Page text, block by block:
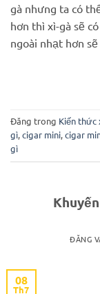
gà nhưng ta có
hơn thì xì-gà sẽ
ngoài nhạt hơn sẽ
Đăng trong Kiến thức
gì,cigar mini,cigar
gì
ĐĂNG
08
Th7